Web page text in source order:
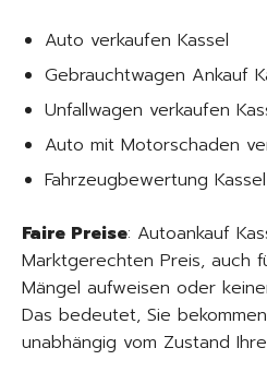
Auto verkaufen Kassel
Gebrauchtwagen Ankauf
Unfallwagen verkaufen
Auto mit Motorschaden
Fahrzeugbewertung Kassel
Faire Preise: Autoankauf
Marktgerechten Preis, auch
Mängel aufweisen oder
Das bedeutet, Sie
unabhängig vom Zustand